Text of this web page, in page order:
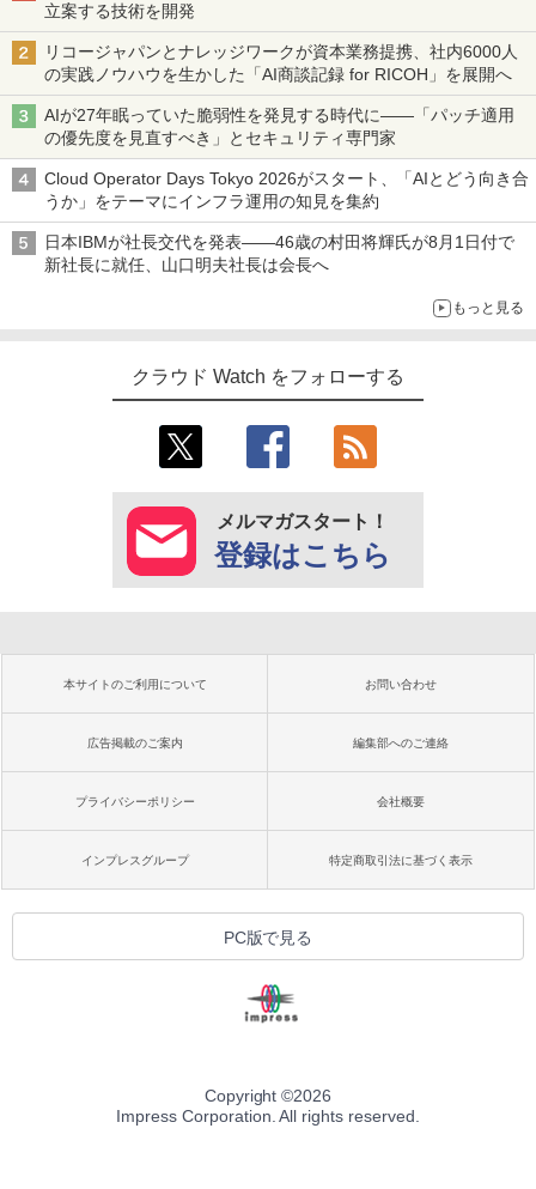
立案する技術を開発
リコージャパンとナレッジワークが資本業務提携、社内6000人
の実践ノウハウを生かした「AI商談記録 for RICOH」を展開へ
AIが27年眠っていた脆弱性を発見する時代に――「パッチ適用
の優先度を見直すべき」とセキュリティ専門家
Cloud Operator Days Tokyo 2026がスタート、「AIとどう向き合
うか」をテーマにインフラ運用の知見を集約
日本IBMが社長交代を発表――46歳の村田将輝氏が8月1日付で
新社長に就任、山口明夫社長は会長へ
もっと見る
クラウド Watch をフォローする
メルマガスタート！
登録はこちら
本サイトのご利用について お問い合わせ
広告掲載のご案内 編集部へのご連絡
プライバシーポリシー 会社概要
インプレスグループ 特定商取引法に基づく表示
PC版で見る
Copyright ©2026
Impress Corporation. All rights reserved.